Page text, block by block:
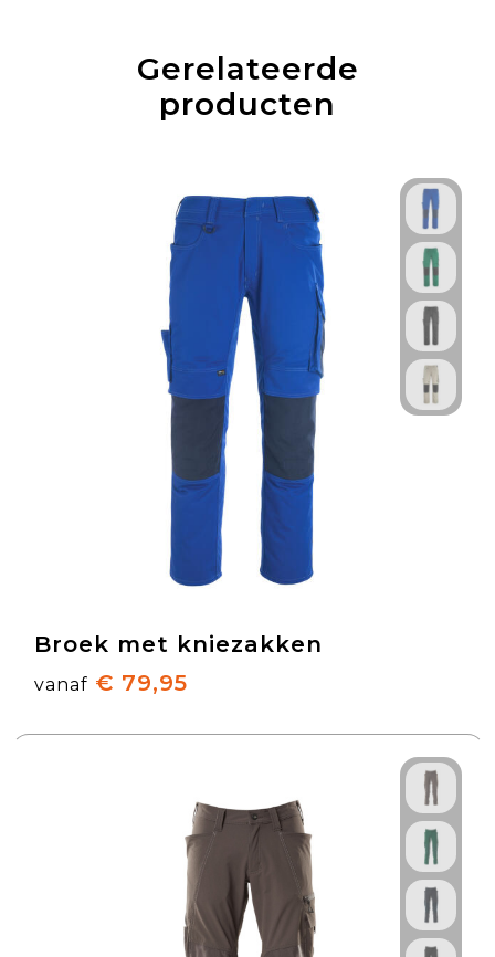
Gerelateerde
producten
Broek met kniezakken
vanaf € 79,95